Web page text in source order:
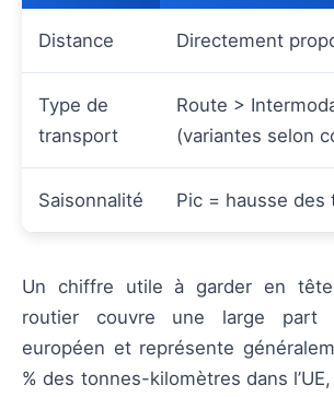
Distance Directement
Type de
transport
Route >
(variantes selon
Saisonnalité Pic = hausse des
Un chiffre utile à garder en
routier couvre une large
européen et représente
% des tonnes-kilomètres dans